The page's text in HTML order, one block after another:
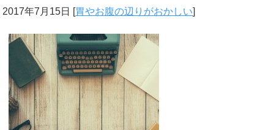
2017年7月15日 [胃やお腹の辺りがおかしい]